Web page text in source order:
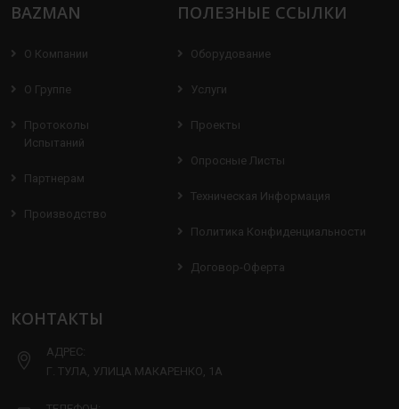
BAZMAN
О Компании
О Группе
Протоколы
Испытаний
Партнерам
Производство
ПОЛЕЗНЫЕ ССЫЛКИ
Оборудование
Услуги
Проекты
Опросные Листы
Техническая Информация
Политика Конфиденциальности
Договор-Оферта
КОНТАКТЫ
АДРЕС:
Г. ТУЛА, УЛИЦА МАКАРЕНКО, 1А